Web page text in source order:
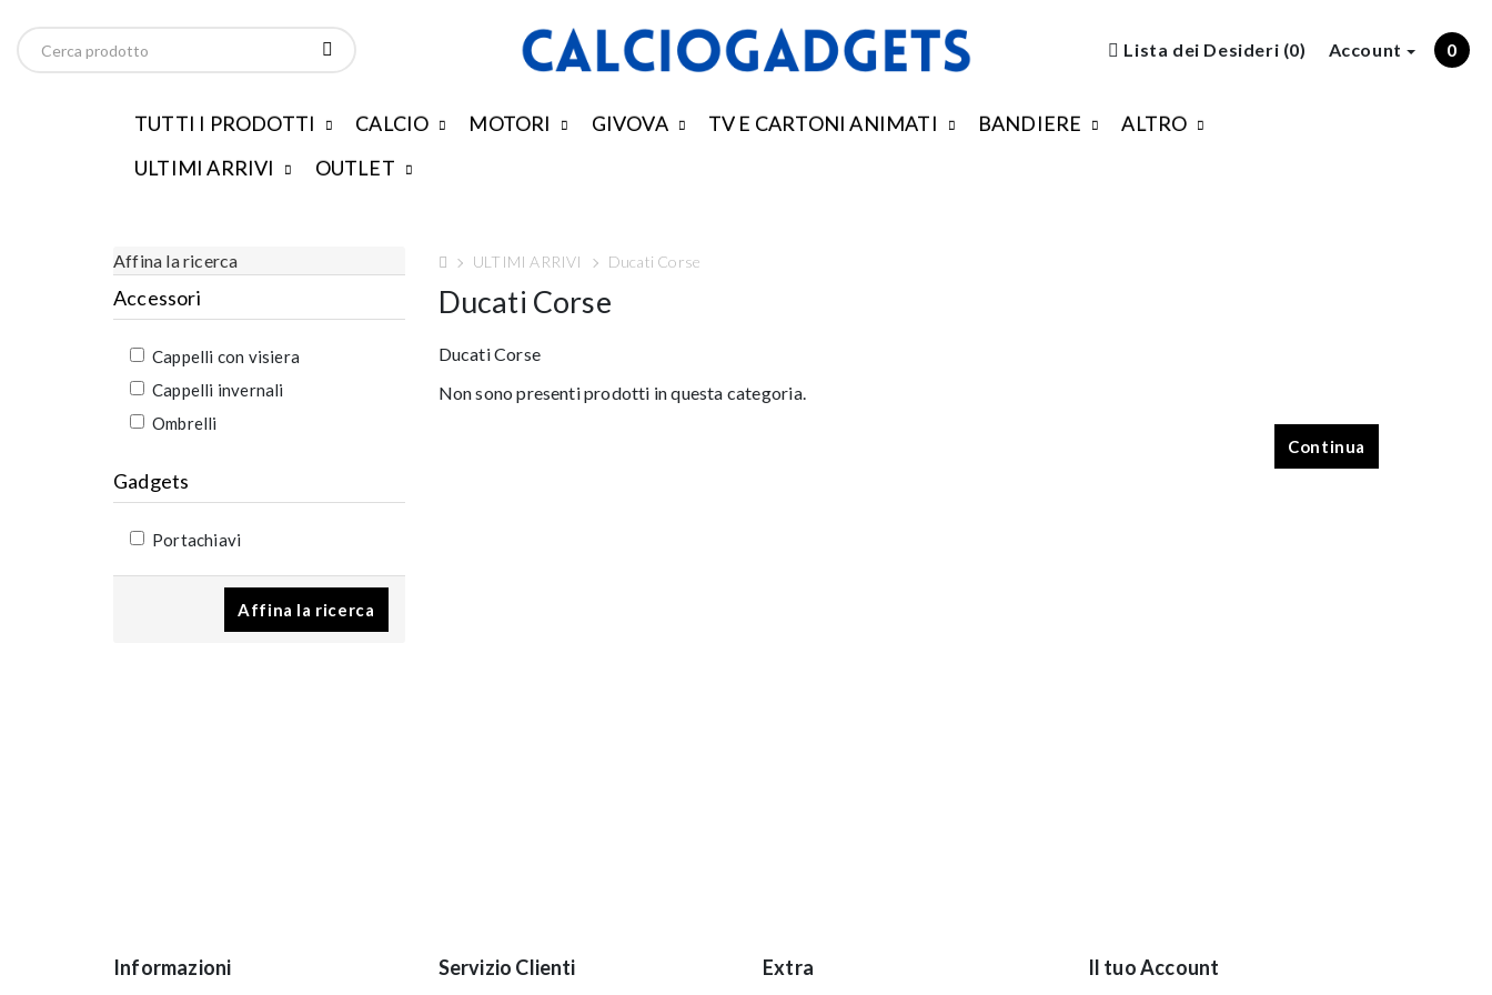
Lista dei Desideri (0) Account 0
TUTTI I PRODOTTI CALCIO MOTORI GIVOVA TV E CARTONI ANIMATI BANDIERE
ALTRO
ULTIMI ARRIVI
OUTLET
Affina la ricerca
Accessori
Cappelli con visiera
Cappelli invernali
Ombrelli
Gadgets
Portachiavi
Affina la ricerca
ULTIMI ARRIVI Ducati Corse
Ducati Corse
Ducati Corse
Non sono presenti prodotti in questa categoria.
Continua
Informazioni Servizio Clienti Extra Il tuo Account